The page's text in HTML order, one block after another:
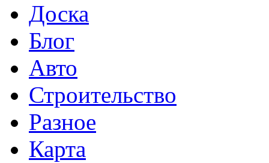
Доска
Блог
Авто
Строительство
Разное
Карта